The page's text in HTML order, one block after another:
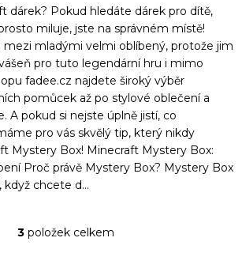
dárek? Pokud hledáte dárek pro dítě,
miluje, jste na správném místě!
mezi mladými velmi oblíbený, protože jim
pro tuto legendární hru i mimo
fadee.cz najdete široký výběr
pomůcek až po stylové oblečení a
A pokud si nejste úplně jistí, co
pro vás skvělý tip, který nikdy
Mystery Box! Minecraft Mystery Box:
Proč právě Mystery Box? Mystery Box
chcete d...
O
3položek celkem